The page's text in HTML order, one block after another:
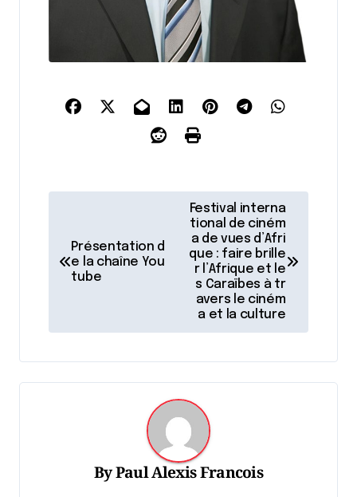
v
a
t
i
Présentation d
e la chaîne You
tube
Festival interna
tional de ciném
a de vues d’Afri
que : faire brille
r l’Afrique et le
s Caraïbes à tr
avers le ciném
a et la culture
ByPaul Alexis Francois